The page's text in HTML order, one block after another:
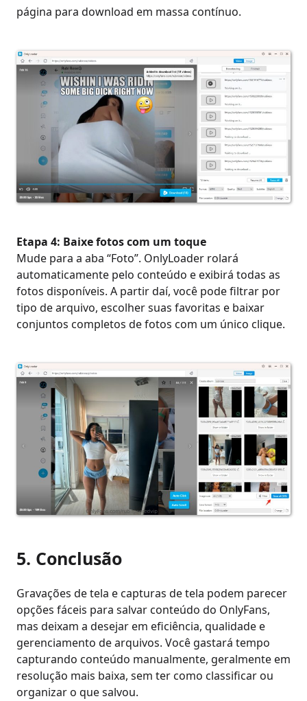
página para download em massa contínuo.
Etapa 4: Baixe fotos com um toque
Mude para a aba “Foto”. OnlyLoader rolará
automaticamente pelo conteúdo e exibirá todas as
fotos disponíveis. A partir daí, você pode filtrar por
tipo de arquivo, escolher suas favoritas e baixar
conjuntos completos de fotos com um único clique.
5. Conclusão
Gravações de tela e capturas de tela podem parecer
opções fáceis para salvar conteúdo do OnlyFans,
mas deixam a desejar em eficiência, qualidade e
gerenciamento de arquivos. Você gastará tempo
capturando conteúdo manualmente, geralmente em
resolução mais baixa, sem ter como classificar ou
organizar o que salvou.